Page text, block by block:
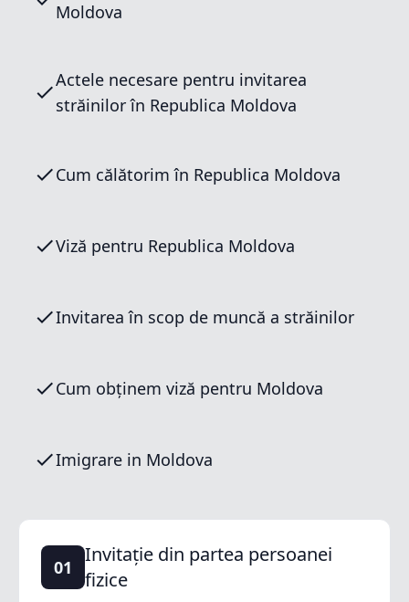
Moldova
Actele necesare pentru invitarea
străinilor în Republica Moldova
Cum călătorim în Republica Moldova
Viză pentru Republica Moldova
Invitarea în scop de muncă a străinilor
Cum obținem viză pentru Moldova
Imigrare in Moldova
01
Invitație din partea persoanei
fizice